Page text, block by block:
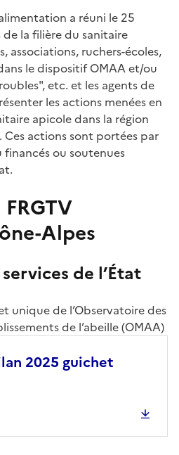
a réuni le 25
la filière du sanitaire
associations, ruchers-écoles,
le dispositif OMAA et/ou
etc. et les agents de
les actions menées en
apicole dans la région
Ces actions sont portées par
financés ou soutenues
Alpes
de l’État
unique de l’Observatoire des
de l’abeille (OMAA)
2025 guichet